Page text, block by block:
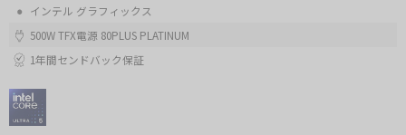
インテル グラフィックス
500W TFX電源 80PLUS PLATINUM
1年間センドバック保証